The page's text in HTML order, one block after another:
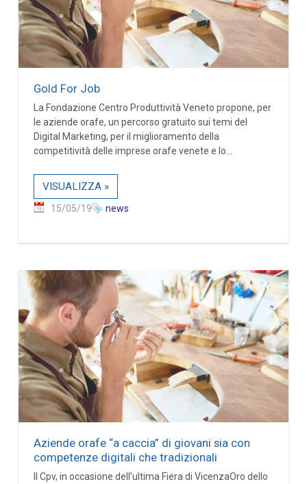
Gold For Job
La Fondazione Centro Produttività Veneto propone, per
le aziende orafe, un percorso gratuito sui temi del
Digital Marketing, per il miglioramento della
competitività delle imprese orafe venete e lo...
VISUALIZZA »
15/05/19 news
Aziende orafe “a caccia” di giovani sia con
competenze digitali che tradizionali
Il Cpv, in occasione dell’ultima Fiera di VicenzaOro dello